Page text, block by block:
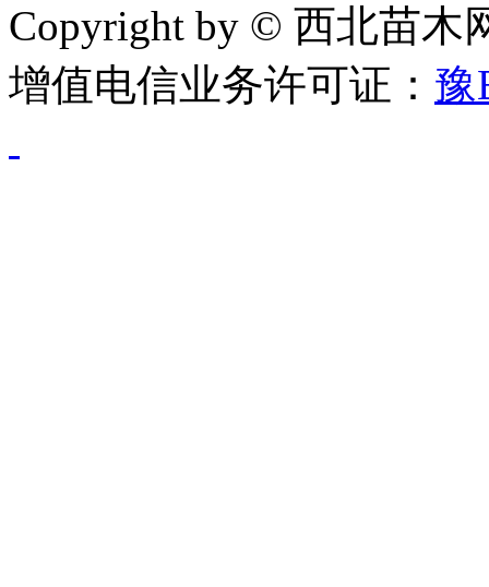
Copyright by © 西北苗木
增值电信业务许可证： 豫